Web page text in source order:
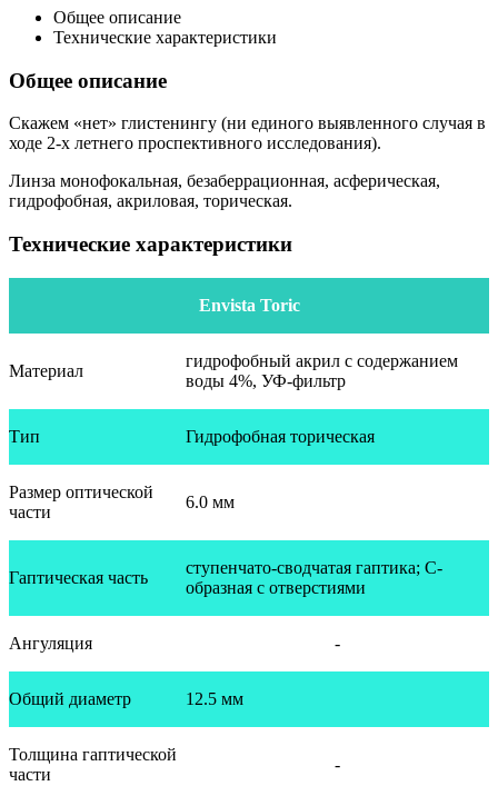
Общее описание
Технические характеристики
Общее описание
Скажем «нет» глистенингу (ни единого выявленного случая в
ходе 2-х летнего проспективного исследования).
Линза монофокальная, безаберрационная, асферическая,
гидрофобная, акриловая, торическая.
Технические характеристики
Envista Toric
Материал
гидрофобный акрил с содержанием
воды 4%, УФ-фильтр
Тип Гидрофобная торическая
Размер оптической
части
6.0 мм
Гаптическая часть
ступенчато-сводчатая гаптика; С-
образная с отверстиями
Ангуляция -
Общий диаметр 12.5 мм
Толщина гаптической
части
-